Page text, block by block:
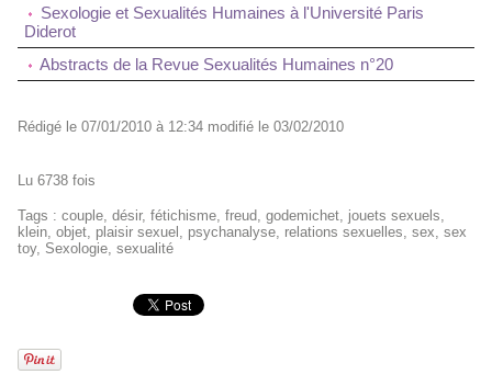
Sexologie et Sexualités Humaines à l'Université Paris
Diderot
Abstracts de la Revue Sexualités Humaines n°20
Rédigé le 07/01/2010 à 12:34 modifié le 03/02/2010
Lu 6738 fois
Tags : couple, désir, fétichisme, freud, godemichet, jouets sexuels,
klein, objet, plaisir sexuel , psychanalyse, relations sexuelles, sex, sex
toy, Sexologie, sexualité